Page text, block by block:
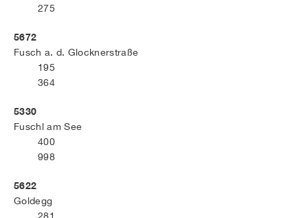
275
5672
Fusch a. d. Glocknerstraße
195
364
5330
Fuschl am See
400
998
5622
Goldegg